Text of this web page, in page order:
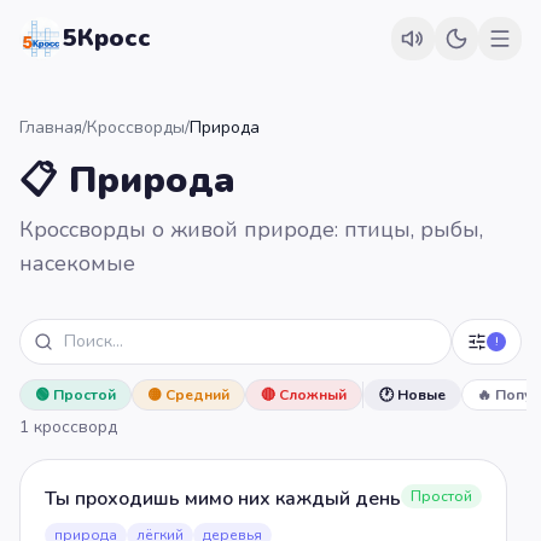
5Кросс
Главная/Кроссворды/Природа
📋 Природа
Кроссворды о живой природе: птицы, рыбы,
насекомые
!
🟢 Простой 🟡 Средний 🔴 Сложный 🕐 Новые 🔥
1 кроссворд
Ты проходишь мимо них каждый день Простой
природа
лёгкий
деревья